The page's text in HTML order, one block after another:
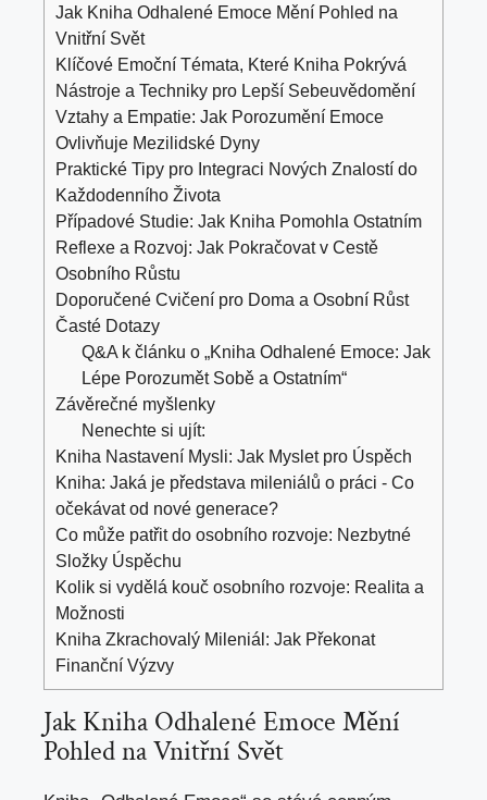
Jak Kniha Odhalené Emoce Mění Pohled na
Vnitřní Svět
Klíčové Emoční Témata, Které Kniha Pokrývá
Nástroje a Techniky pro Lepší Sebeuvědomění
Vztahy a Empatie: Jak Porozumění Emoce
Ovlivňuje Mezilidské Dyny
Praktické Tipy pro Integraci Nových Znalostí do
Každodenního Života
Případové Studie: Jak Kniha Pomohla Ostatním
Reflexe a Rozvoj: Jak Pokračovat v Cestě
Osobního Růstu
Doporučené Cvičení pro Doma a Osobní Růst
Časté Dotazy
Q&A k článku o „Kniha Odhalené Emoce: Jak
Lépe Porozumět Sobě a Ostatním“
Závěrečné myšlenky
Nenechte si ujít:
Kniha Nastavení Mysli: Jak Myslet pro Úspěch
Kniha: Jaká je představa mileniálů o práci - Co
očekávat od nové generace?
Co může patřit do osobního rozvoje: Nezbytné
Složky Úspěchu
Kolik si vydělá kouč osobního rozvoje: Realita a
Možnosti
Kniha Zkrachovalý Mileniál: Jak Překonat
Finanční Výzvy
Jak Kniha Odhalené Emoce Mění
Pohled na Vnitřní Svět